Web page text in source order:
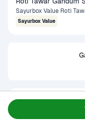
Sayurbox Value Roti
Sayurbox Value
Informasi Produk
Roti tawar gandum